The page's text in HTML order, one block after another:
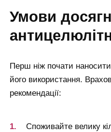
умови досягнення
Перш ніж почати
його використання.
рекомендації:
Споживайте велику